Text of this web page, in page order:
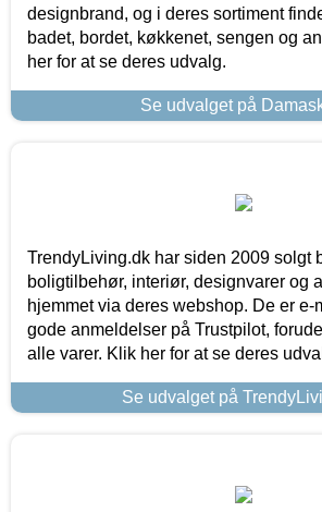
designbrand, og i deres sortiment
badet, bordet, køkkenet, sengen og
her for at se deres udvalg.
Se udvalget på
TrendyLiving.dk har siden 2009 solgt
boligtilbehør, interiør, designvarer og
hjemmet via deres webshop. De er
gode anmeldelser på Trustpilot,
alle varer. Klik her for at se deres
Se udvalget på